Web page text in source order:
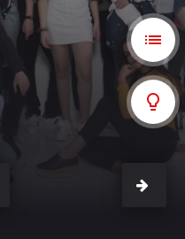
Rebelde: Dublado
Anahí
Christopher Von Uckermann